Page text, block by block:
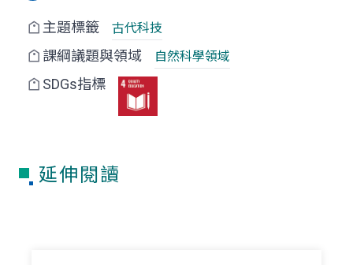
主題標籤 古代科技
課綱議題與領域 自然科學領域
SDGs指標
延伸閱讀